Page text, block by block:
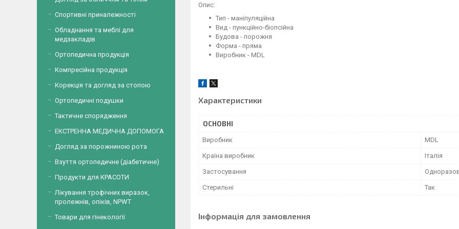
Опис:
Тип - маніпуляційна
Вид - пункційно-біопсійна
Будова - порожня
Форма - пряма
Виробник - MDL
Характеристики
ОСНОВНІ
Виробник MDL
Країна виробник Італія
Застосування
Стерильні Так
Інформація для замовлення
Спортивні приналежності
Обладнання та меблі для
медзакладів
Ортопедична продукція
Компресійна продукція
Корекція та догляд за стопою
Ортопедичні подушки
Тактичне спорядження
ЕКСТРЕННА МЕДИЧНА ДОПОМОГА
Догляд за порожниною рота
Взуття ортопедичне (діабетичне)
Продукти для КРАСОТИ
Лікування трофічних виразок,
пролежнів, опіків, NPWT
Товари для гінекології